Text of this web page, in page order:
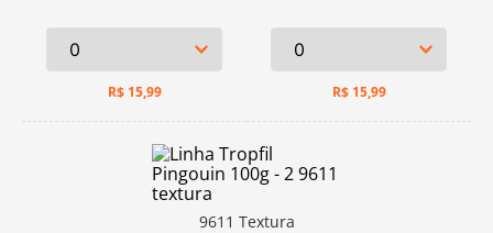
R$ 15,99 R$ 15,99
9611 Textura